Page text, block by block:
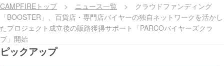
CAMPFIREトップ > ニュース一覧 >
クラウドファンディング
「BOOSTER」、百貨店・専門店バイヤーの独自ネットワークを活かし
たプロジェクト成立後の販路獲得サポート「PARCOバイヤーズクラ
ブ」開始
ピックアップ